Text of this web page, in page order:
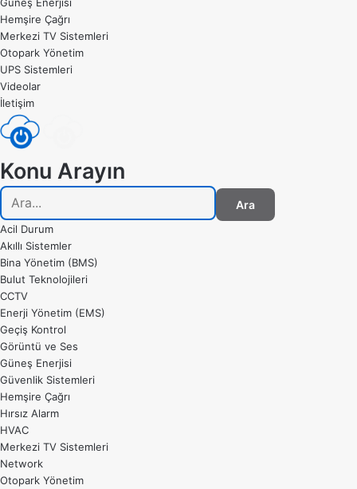
Hemşire Çağrı
Merkezi TV Sistemleri
Otopark Yönetim
UPS Sistemleri
Videolar
İletişim
Konu Arayın
Ara
Acil Durum
Akıllı Sistemler
Bina Yönetim (BMS)
Bulut Teknolojileri
CCTV
Enerji Yönetim (EMS)
Geçiş Kontrol
Görüntü ve Ses
Güneş Enerjisi
Güvenlik Sistemleri
Hemşire Çağrı
Hırsız Alarm
HVAC
Merkezi TV Sistemleri
Network
Otopark Yönetim